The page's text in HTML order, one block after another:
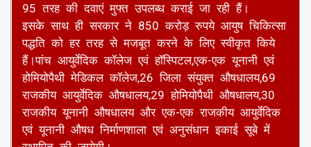
95 तरह की दवाएं मुफ्त उपलब्ध कराई जा रही हैं।
इसके साथ ही सरकार ने 850 करोड़ रुपये आयुष चिकित्सा
पद्धति को हर तरह से मजबूत करने के लिए स्वीकृत किये
हैं।पांच आयुर्वेदिक कॉलेज एवं हॉस्पिटल,एक-एक यूनानी एवं
होमियोपैथी मेडिकल कॉलेज,26 जिला संयुक्त औषधालय,69
राजकीय आयुर्वेदिक औषधालय,29 होमियोपैथी औषधालय,30
राजकीय यूनानी औषधालय और एक-एक राजकीय आयुर्वेदिक
एवं यूनानी औषध निर्माणशाला एवं अनुसंधान इकाई सूबे में